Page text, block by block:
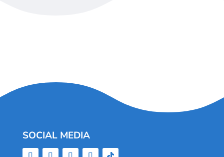
SOCIAL MEDIA